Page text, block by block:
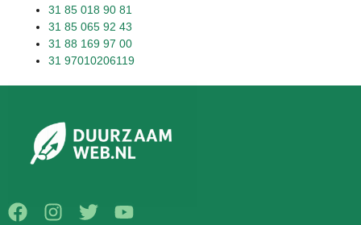
31 85 018 90 81
31 85 065 92 43
31 88 169 97 00
31 97010206119